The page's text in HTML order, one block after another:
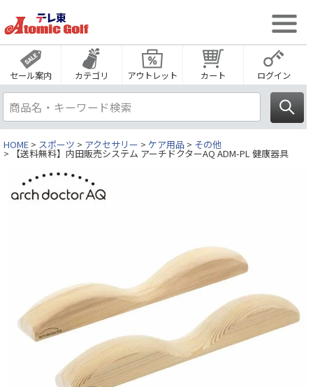
セール案内 カテゴリ アウトレット カート ログイン
HOME スポーツ アクセサリー ケア用品 その他
【送料無料】内田販売システム アーチドクターAQ ADM-PL 健康器具